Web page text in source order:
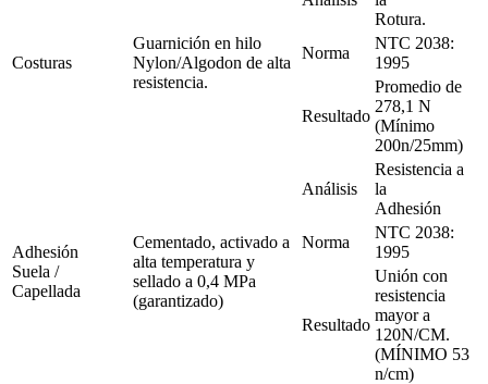
Costuras
Guarnición en hilo
Nylon/Algodon de alta
resistencia.
Rotura.
Norma
NTC 2038:
1995
Resultado
Promedio de
278,1 N
(Mínimo
200n/25mm)
Adhesión
Suela /
Capellada
Cementado, activado a
alta temperatura y
sellado a 0,4 MPa
(garantizado)
Análisis
Resistencia a
la
Adhesión
Norma
NTC 2038:
1995
Resultado
Unión con
resistencia
mayor a
120N/CM.
(MÍNIMO 53
n/cm)